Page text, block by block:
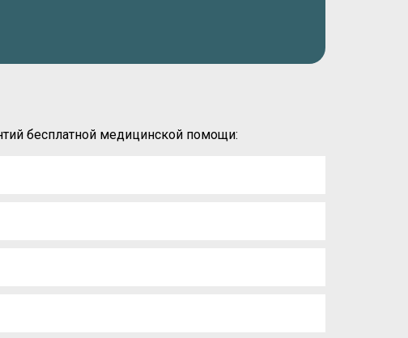
бесплатной медицинской помощи: